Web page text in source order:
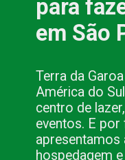
para
em São
Terra da
América do
centro de
eventos. E por
apresentamos
hospedagem